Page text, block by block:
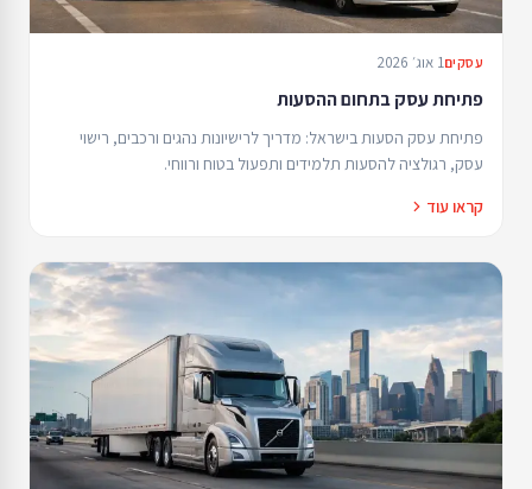
עסקים1 אוג׳ 2026
פתיחת עסק בתחום ההסעות
פתיחת עסק הסעות בישראל: מדריך לרישיונות נהגים ורכבים, רישוי
עסק, רגולציה להסעות תלמידים ותפעול בטוח ורווחי.
קראו עוד